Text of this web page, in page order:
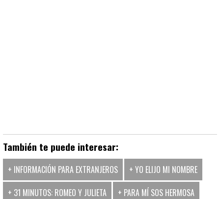
También te puede interesar:
+ INFORMACIÓN PARA EXTRANJEROS
+ YO ELIJO MI NOMBRE
+ 31 MINUTOS: ROMEO Y JULIETA
+ PARA MÍ SOS HERMOSA